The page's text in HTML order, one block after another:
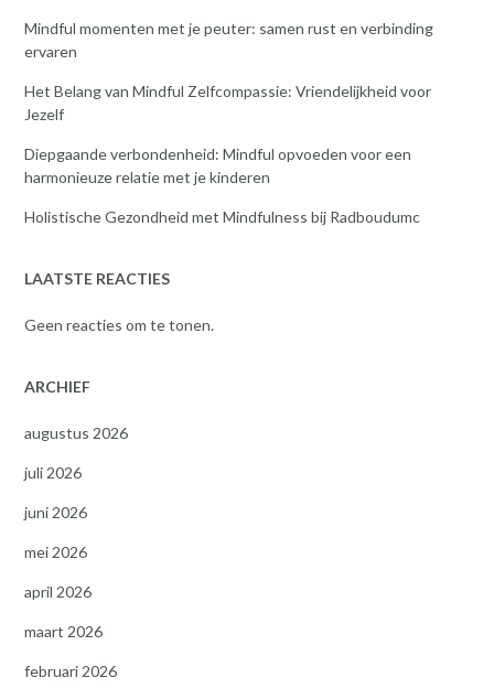
Mindful momenten met je peuter: samen rust en verbinding
ervaren
Het Belang van Mindful Zelfcompassie: Vriendelijkheid voor
Jezelf
Diepgaande verbondenheid: Mindful opvoeden voor een
harmonieuze relatie met je kinderen
Holistische Gezondheid met Mindfulness bij Radboudumc
LAATSTE REACTIES
Geen reacties om te tonen.
ARCHIEF
augustus 2026
juli 2026
juni 2026
mei 2026
april 2026
maart 2026
februari 2026